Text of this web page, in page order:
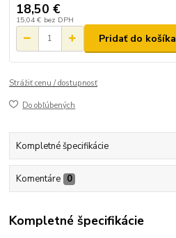
18,50 €
15,04 € bez DPH
Pridať do košíka
Strážiť cenu / dostupnosť
Do obľúbených
Kompletné špecifikácie
Komentáre 0
Kompletné špecifikácie